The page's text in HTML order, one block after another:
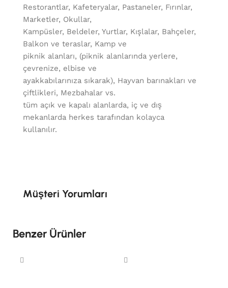
Restorantlar, Kafeteryalar, Pastaneler, Fırınlar,
Marketler, Okullar,
Kampüsler, Beldeler, Yurtlar, Kışlalar, Bahçeler,
Balkon ve teraslar, Kamp ve
piknik alanları, (piknik alanlarında yerlere,
çevrenize, elbise ve
ayakkabılarınıza sıkarak), Hayvan barınakları ve
çiftlikleri, Mezbahalar vs.
tüm açık ve kapalı alanlarda, iç ve dış
mekanlarda herkes tarafından kolayca
kullanılır.
Müşteri Yorumları
Benzer Ürünler